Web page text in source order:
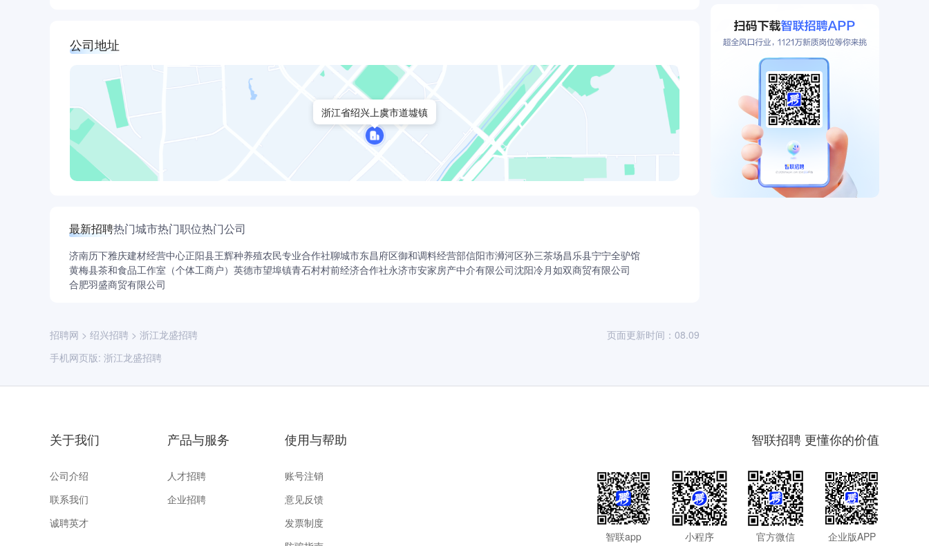
公司地址
浙江省绍兴上虞市道墟镇
最新招聘热门城市热门职位热门公司
济南历下雅庆建材经营中心正阳县王辉种养殖农民专业合作社聊城市东昌府区御和调料经营部信阳市浉河区孙三茶场昌乐县宁宁全驴馆
黄梅县茶和食品工作室（个体工商户） 英德市望埠镇青石村村前经济合作社永济市安家房产中介有限公司沈阳冷月如双商贸有限公司
合肥羽盛商贸有限公司
招聘网 > 绍兴招聘 > 浙江龙盛招聘
手机网页版: 浙江龙盛招聘
页面更新时间：08.09
关于我们
公司介绍
联系我们
诚聘英才
产品与服务
人才招聘
企业招聘
使用与帮助
账号注销
意见反馈
发票制度
智联招聘 更懂你的价值
智联app 小程序 官方微信 企业版APP